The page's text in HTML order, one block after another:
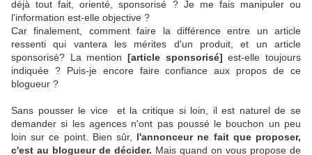
déjà tout fait, orienté, sponsorisé ? Je me fais manipuler ou
l'information est-elle objective ?
Car finalement, comment faire la différence entre un article
ressenti qui vantera les mérites d'un produit, et un article
sponsorisé? La mention [article sponsorisé] est-elle toujours
indiquée ? Puis-je encore faire confiance aux propos de ce
blogueur ?
Sans pousser le vice et la critique si loin, il est naturel de se
demander si les agences n'ont pas poussé le bouchon un peu
loin sur ce point. Bien sûr, l'annonceur ne fait que proposer,
c'est au blogueur de décider. Mais quand on vous propose de